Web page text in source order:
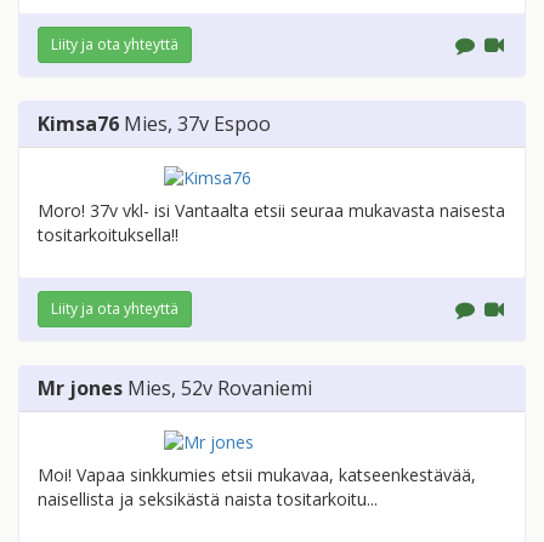
Liity ja ota yhteyttä
Kimsa76 Mies, 37v Espoo
Moro! 37v vkl- isi Vantaalta etsii seuraa mukavasta naisesta
tositarkoituksella!!
Liity ja ota yhteyttä
Mr jones Mies, 52v Rovaniemi
Moi! Vapaa sinkkumies etsii mukavaa, katseenkestävää,
naisellista ja seksikästä naista tositarkoitu...